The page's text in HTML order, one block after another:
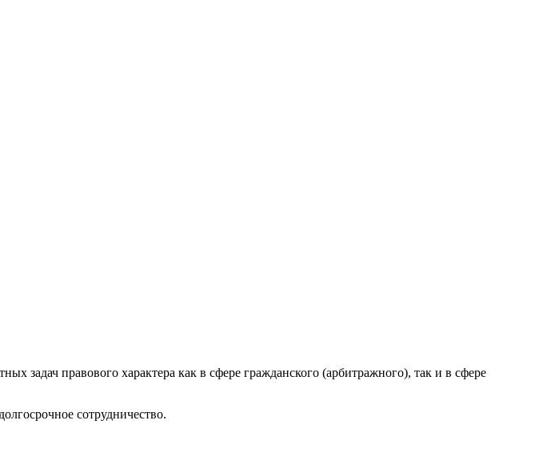
правового характера как в сфере гражданского (арбитражного), так и в сфере
сотрудничество.